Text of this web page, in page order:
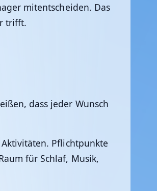
mitentscheiden. Das
trifft.
dass jeder Wunsch
Pflichtpunkte
für Schlaf, Musik,